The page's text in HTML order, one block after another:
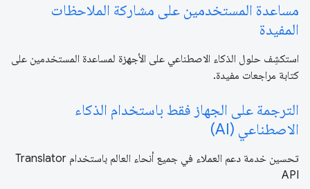
مساعدة المستخدمين على مشاركة الملاحظات
المفيدة
استكشِف حلول الذكاء الاصطناعي على الأجهزة لمساعدة المستخدمين على
كتابة مراجعات مفيدة.
الترجمة على الجهاز فقط باستخدام الذكاء
الاصطناعي (AI)
تحسين خدمة دعم العملاء في جميع أنحاء العالم باستخدام Translator
API